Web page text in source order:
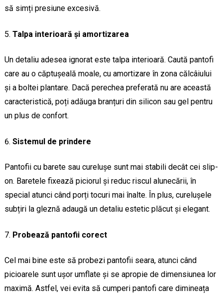
să simți presiune excesivă.
Talpa interioară și amortizarea
Un detaliu adesea ignorat este talpa interioară. Caută pantofi
care au o căptușeală moale, cu amortizare în zona călcâiului
și a boltei plantare. Dacă perechea preferată nu are această
caracteristică, poți adăuga branțuri din silicon sau gel pentru
un plus de confort.
Sistemul de prindere
Pantofii cu barete sau curelușe sunt mai stabili decât cei slip-
on. Baretele fixează piciorul și reduc riscul alunecării, în
special atunci când porți tocuri mai înalte. În plus, curelușele
subțiri la gleznă adaugă un detaliu estetic plăcut și elegant.
Probează pantofii corect
Cel mai bine este să probezi pantofii seara, atunci când
picioarele sunt ușor umflate și se apropie de dimensiunea lor
maximă. Astfel, vei evita să cumperi pantofi care dimineața